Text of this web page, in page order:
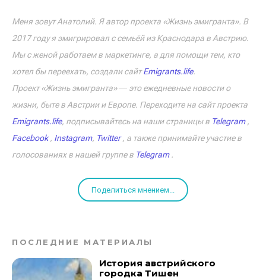
Меня зовут Анатолий. Я автор проекта «Жизнь эмигранта». В
2017 году я эмигрировал с семьёй из Краснодара в Австрию.
Мы с женой работаем в маркетинге, а для помощи тем, кто
хотел бы переехать, создали сайтEmigrants.life.
Проект «Жизнь эмигранта» ― это ежедневные новости о
жизни, быте в Австрии и Европе. Переходите на сайт проекта
Emigrants.life, подписывайтесь на наши страницы в Telegram,
Facebook, Instagram, Twitter, а также принимайте участие в
голосованиях в нашей группе в Telegram.
Поделиться мнением...
ПОСЛЕДНИЕ МАТЕРИАЛЫ
История австрийского
городка Тишен